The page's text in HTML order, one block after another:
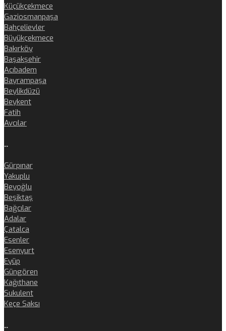
Küçükçekmece
Gaziosmanpaşa
Bahçelievler
Büyükçekmece
Bakırköy
Başakşehir
Acıbadem
Bayrampaşa
Beylikdüzü
Beykent
Fatih
Avcılar
..
Gürpınar
Yakuplu
Beyoğlu
Beşiktaş
Bağcılar
Adalar
Çatalca
Esenler
Esenyurt
Eyüp
Güngören
Kağıthane
Sukulent
Keçe Saksı
..